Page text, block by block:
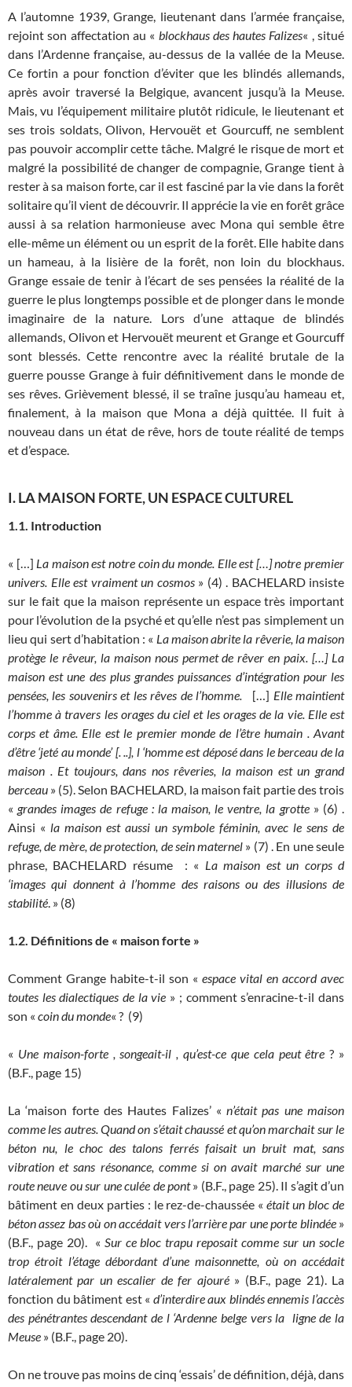
A l’automne 1939, Grange, lieutenant dans l’armée française,
rejoint son affectation au « blockhaus des hautes Falizes« , situé
dans l’Ardenne française, au-dessus de la vallée de la Meuse.
Ce fortin a pour fonction d’éviter que les blindés allemands,
après avoir traversé la Belgique, avancent jusqu’à la Meuse.
Mais, vu l’équipement militaire plutôt ridicule, le lieutenant et
ses trois soldats, Olivon, Hervouët et Gourcuff, ne semblent
pas pouvoir accomplir cette tâche. Malgré le risque de mort et
malgré la possibilité de changer de compagnie, Grange tient à
rester à sa maison forte, car il est fasciné par la vie dans la forêt
solitaire qu’il vient de découvrir. Il apprécie la vie en forêt grâce
aussi à sa relation harmonieuse avec Mona qui semble être
elle-même un élément ou un esprit de la forêt. Elle habite dans
un hameau, à la lisière de la forêt, non loin du blockhaus.
Grange essaie de tenir à l’écart de ses pensées la réalité de la
guerre le plus longtemps possible et de plonger dans le monde
imaginaire de la nature. Lors d’une attaque de blindés
allemands, Olivon et Hervouët meurent et Grange et Gourcuff
sont blessés. Cette rencontre avec la réalité brutale de la
guerre pousse Grange à fuir définitivement dans le monde de
ses rêves. Grièvement blessé, il se traîne jusqu’au hameau et,
finalement, à la maison que Mona a déjà quittée. Il fuit à
nouveau dans un état de rêve, hors de toute réalité de temps
et d’espace.
I. LA MAISON FORTE, UN ESPACE CULTUREL
1.1. Introduction
« […] La maison est notre coin du monde. Elle est […] notre premier
univers. Elle est vraiment un cosmos» (4) . BACHELARD insiste
sur le fait que la maison représente un espace très important
pour l’évolution de la psyché et qu’elle n’est pas simplement un
lieu qui sert d’habitation : « La maison abrite la rêverie, la maison
protège le rêveur, la maison nous permet de rêver en paix. […] La
maison est une des plus grandes puissances d’intégration pour les
pensées, les souvenirs et les rêves de l’homme.
[…] Elle maintient
l’homme à travers les orages du ciel et les orages de la vie. Elle est
corps et âme. Elle est le premier monde de l’être humain . Avant
d’être ‘jeté au monde’ [. ..], l ‘homme est déposé dans le berceau de la
maison . Et toujours, dans nos rêveries, la maison est un grand
berceau » (5). Selon BACHELARD, la maison fait partie des trois
« grandes images de refuge : la maison, le ventre, la grotte» (6) .
Ainsi « la maison est aussi un symbole féminin, avec le sens de
refuge, de mère, de protection, de sein maternel » (7) . En une seule
phrase, BACHELARD résume : « La maison est un corps d
‘images qui donnent à l’homme des raisons ou des illusions de
stabilité. » (8)
1.2. Définitionsde « maisonforte »
Comment Grange habite-t-il son « espace vital en accord avec
toutes les dialectiques de la vie » ; comment s’enracine-t-il dans
son « coin du monde« ? (9)
« Une maison-forte , songeait-il , qu’est-ce que cela peut être? »
(B.F., page 15)
La ‘maison forte des Hautes Falizes’ «n’était pas une maison
comme les autres. Quand on s’était chaussé et qu’on marchait sur le
béton nu, le choc des talons ferrés faisait un bruit mat, sans
vibration et sans résonance, comme si on avait marché sur une
route neuve ou sur une culée de pont» (B.F., page 25). Il s’agit d’un
bâtiment en deux parties : le rez-de-chaussée «était un bloc de
béton assez bas où on accédait vers l’arrière par une porte blindée»
(B.F., page 20). « Sur ce bloc trapu reposait comme sur un socle
trop étroit l’étage débordant d’une maisonnette, où on accédait
latéralement par un escalier de fer ajouré» (B.F., page 21). La
fonction du bâtiment est « d’interdire aux blindés ennemis l’accès
des pénétrantes descendant de l ‘Ardenne belge vers la ligne de la
Meuse » (B.F., page 20).
On ne trouve pas moins de cinq ‘essais’ de définition, déjà, dans